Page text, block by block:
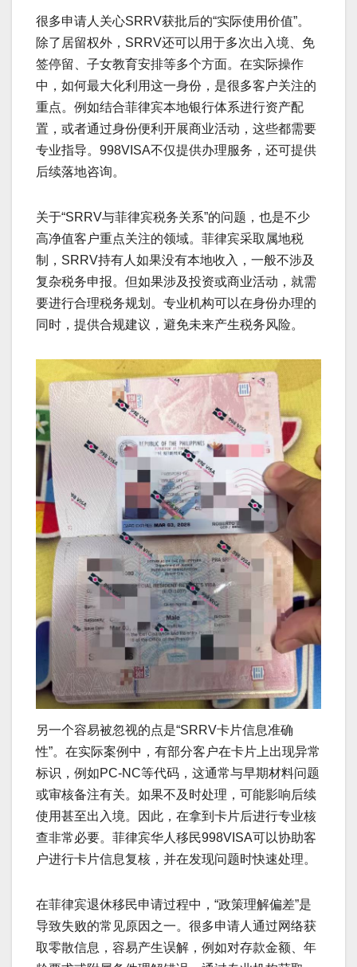
很多申请人关心SRRV获批后的“实际使用价值”。
除了居留权外，SRRV还可以用于多次出入境、免
签停留、子女教育安排等多个方面。在实际操作
中，如何最大化利用这一身份，是很多客户关注的
重点。例如结合菲律宾本地银行体系进行资产配
置，或者通过身份便利开展商业活动，这些都需要
专业指导。998VISA不仅提供办理服务，还可提供
后续落地咨询。
关于“SRRV与菲律宾税务关系”的问题，也是不少
高净值客户重点关注的领域。菲律宾采取属地税
制，SRRV持有人如果没有本地收入，一般不涉及
复杂税务申报。但如果涉及投资或商业活动，就需
要进行合理税务规划。专业机构可以在身份办理的
同时，提供合规建议，避免未来产生税务风险。
另一个容易被忽视的点是“SRRV卡片信息准确
性”。在实际案例中，有部分客户在卡片上出现异常
标识，例如PC-NC等代码，这通常与早期材料问题
或审核备注有关。如果不及时处理，可能影响后续
使用甚至出入境。因此，在拿到卡片后进行专业核
查非常必要。菲律宾华人移民998VISA可以协助客
户进行卡片信息复核，并在发现问题时快速处理。
在菲律宾退休移民申请过程中，“政策理解偏差”是
导致失败的常见原因之一。很多申请人通过网络获
取零散信息，容易产生误解，例如对存款金额、年